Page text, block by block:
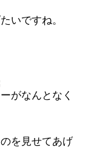
いですね。
がなんとなく
を見せてあげ